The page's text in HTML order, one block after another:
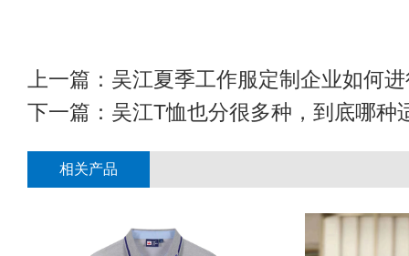
上一篇： 吴江夏季工作服定制企业如何
下一篇： 吴江T恤也分很多种，到底哪种
相关产品